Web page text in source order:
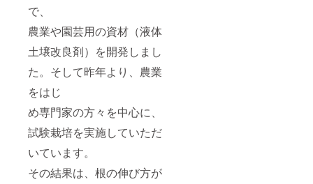
で、
農業や園芸用の資材（液体
土壌改良剤）を開発しまし
た。そして昨年より、農業
をはじ
め専門家の方々を中心に、
試験栽培を実施していただ
いています。
その結果は、根の伸び方が